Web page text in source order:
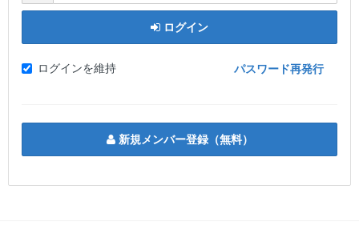
ログイン
ログインを維持 パスワード再発行
新規メンバー登録（無料）